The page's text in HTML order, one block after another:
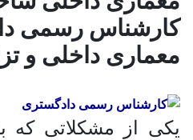
کارشناس رسمی
معماری داخلی و
یکی از مشکلاتی که